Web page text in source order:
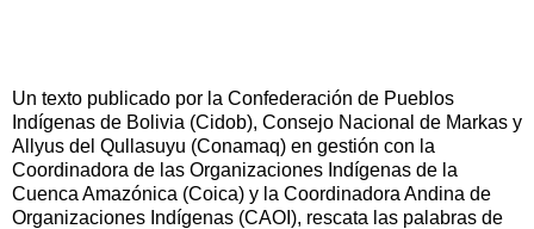
Un texto publicado por la Confederación de Pueblos
Indígenas de Bolivia (Cidob), Consejo Nacional de Markas y
Allyus del Qullasuyu (Conamaq) en gestión con la
Coordinadora de las Organizaciones Indígenas de la
Cuenca Amazónica (Coica) y la Coordinadora Andina de
Organizaciones Indígenas (CAOI), rescata las palabras de